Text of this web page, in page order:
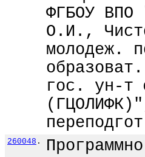
ФГБОУ
О.И.,
молодеж.
гос. ун-т
260048 .